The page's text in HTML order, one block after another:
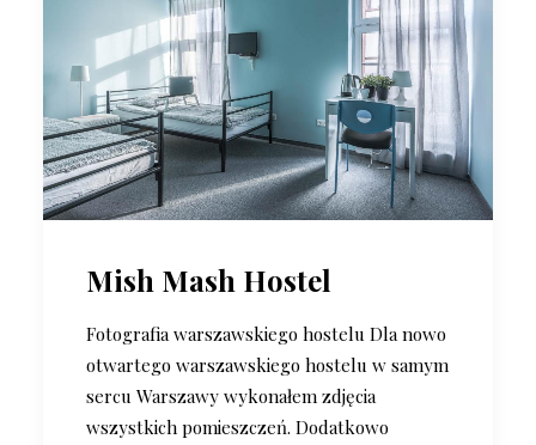
Mish Mash Hostel
Fotografia warszawskiego hostelu Dla nowo
otwartego warszawskiego hostelu w samym
sercu Warszawy wykonałem zdjęcia
wszystkich pomieszczeń. Dodatkowo